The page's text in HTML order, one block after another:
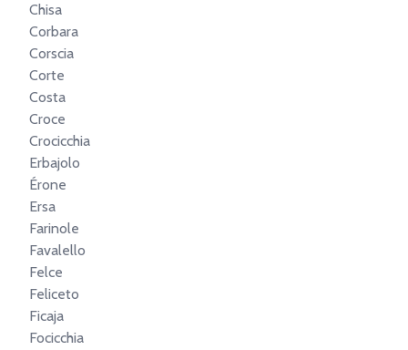
Chisa
Corbara
Corscia
Corte
Costa
Croce
Crocicchia
Erbajolo
Érone
Ersa
Farinole
Favalello
Felce
Feliceto
Ficaja
Focicchia